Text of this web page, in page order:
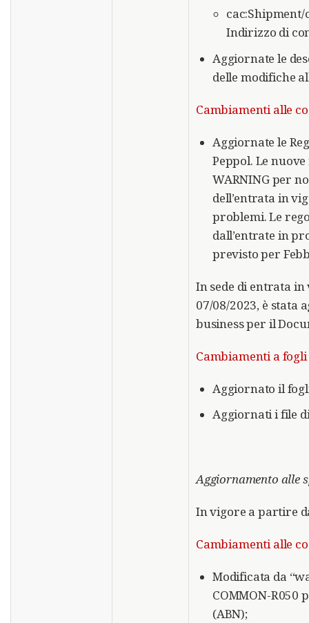
cac:Shipment/
Indirizzo di
Aggiornate le
delle modifiche
Cambiamenti alle
Aggiornate le
Peppol. Le
WARNING per
dell’entrata in
problemi. Le
dall’entrate in
previsto per
In sede di entrata in
07/08/2023, è stata
business per il
Cambiamenti a
Aggiornato il
Aggiornati i file
Aggiornamento alle
In vigore a partire
Cambiamenti alle
Modificata da
COMMON-R050
(ABN);